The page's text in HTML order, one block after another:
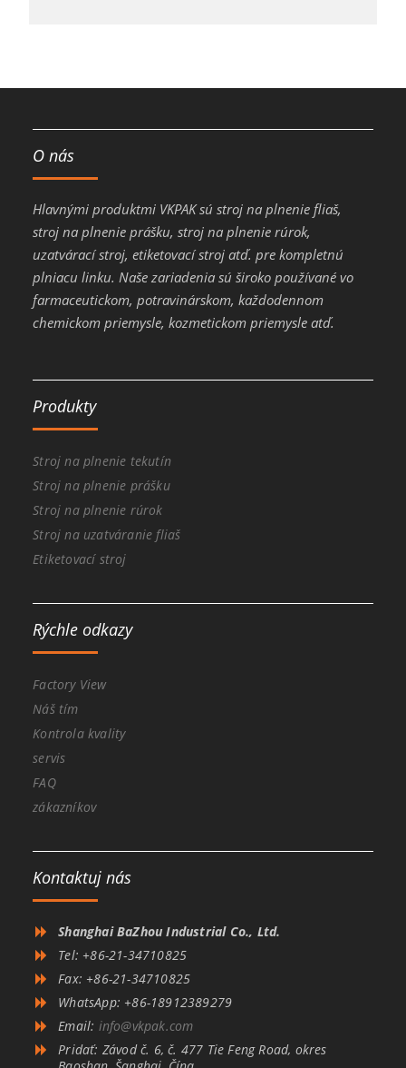
O nás
Hlavnými produktmi VKPAK sú stroj na plnenie fliaš,
stroj na plnenie prášku, stroj na plnenie rúrok,
uzatvárací stroj, etiketovací stroj atď. pre kompletnú
plniacu linku. Naše zariadenia sú široko používané vo
farmaceutickom, potravinárskom, každodennom
chemickom priemysle, kozmetickom priemysle atď.
Produkty
Stroj na plnenie tekutín
Stroj na plnenie prášku
Stroj na plnenie rúrok
Stroj na uzatváranie fliaš
Etiketovací stroj
Rýchle odkazy
Factory View
Náš tím
Kontrola kvality
servis
FAQ
zákazníkov
Kontaktuj nás
Shanghai BaZhou Industrial Co., Ltd.
Tel: +86-21-34710825
Fax: +86-21-34710825
WhatsApp: +86-18912389279
Email: info@vkpak.com
Pridať: Závod č. 6, č. 477 Tie Feng Road, okres